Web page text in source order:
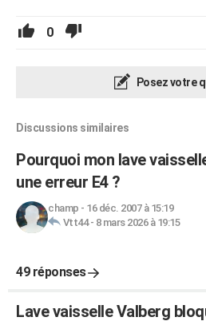
0
Posez votre
Discussions similaires
Pourquoi mon lave
une erreur E4 ?
champ - 16 déc. 2007 à 15:19
Vtt44- 8 mars 2026 à 19:15
49 réponses
Lave vaisselle Valberg